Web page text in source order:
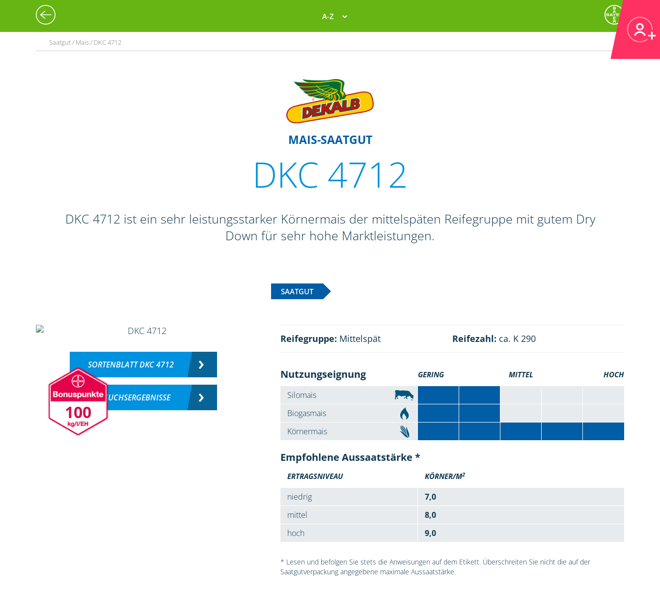
A-Z
Saatgut / Mais / DKC 4712
MAIS-SAATGUT
DKC 4712
DKC 4712 ist ein sehr leistungsstarker Körnermais der mittelspäten Reifegruppe mit gutem Dry
Down für sehr hohe Marktleistungen.
SAATGUT
100
SORTENBLATT DKC 4712
VERSUCHSERGEBNISSE
Reifegruppe: Mittelspät Reifezahl: ca. K 290
Nutzungseignung GERING MITTEL HOCH
Silomais
Biogasmais
Körnermais
Empfohlene Aussaatstärke *
ERTRAGSNIVEAU KÖRNER/M2
niedrig
7,0
mittel
8,0
hoch
9,0
* Lesen und befolgen Sie stets die Anweisungen auf dem Etikett. Überschreiten Sie nicht die auf der
Saatgutverpackung angegebene maximale Aussaatstärke.